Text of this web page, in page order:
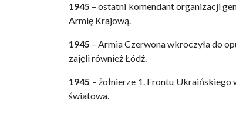
1945 – ostatni komendant organizacji
Armię Krajową.
1945 – Armia Czerwona wkroczyła do
zajęli również Łódź.
1945 – żołnierze 1. Frontu
światowa.